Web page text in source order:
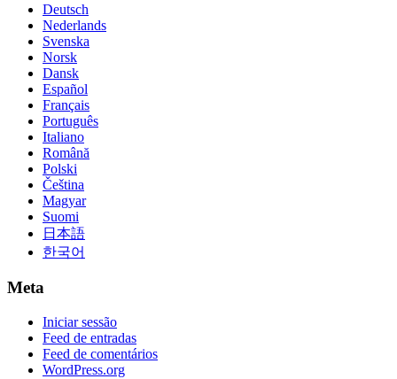
Deutsch
Nederlands
Svenska
Norsk
Dansk
Español
Français
Português
Italiano
Română
Polski
Čeština
Magyar
Suomi
日本語
한국어
Meta
Iniciar sessão
Feed de entradas
Feed de comentários
WordPress.org